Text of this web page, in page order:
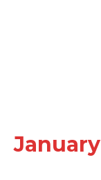
January